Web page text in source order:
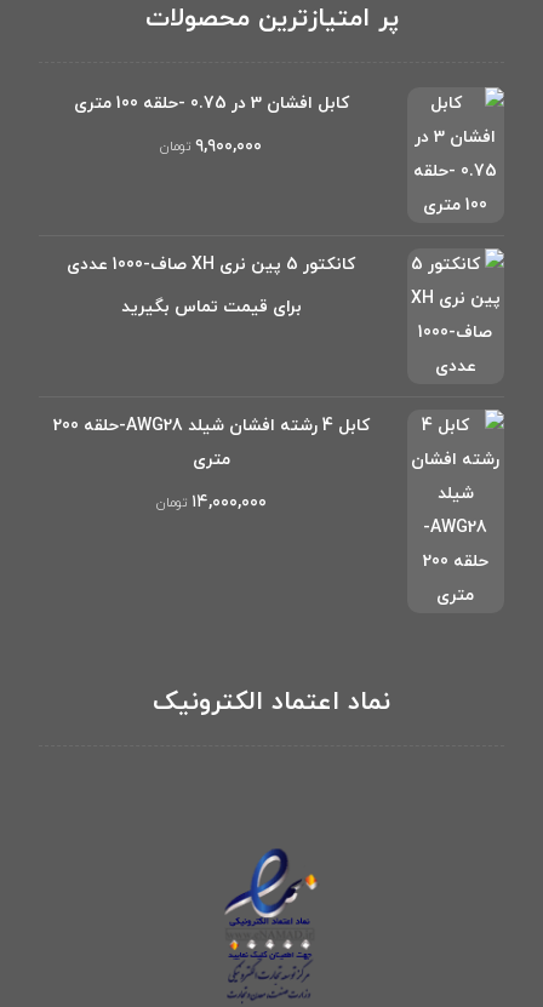
پر امتیازترین محصولات
کابل افشان 3 در 0.75 -حلقه 100 متری
۹,۹۰۰,۰۰۰ تومان
کانکتور 5 پین نری XH صاف-1000 عددی
برای قیمت تماس بگیرید
کابل 4 رشته افشان شیلد AWG28-حلقه 200
متری
۱۴,۰۰۰,۰۰۰ تومان
نماد اعتماد الکترونیک